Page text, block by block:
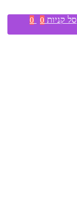
סל קניות 0
0